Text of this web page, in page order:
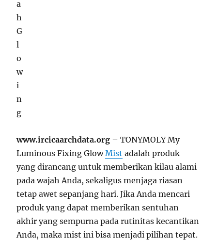
www.ircicaarchdata.org – TONYMOLY My
Luminous Fixing GlowMist adalah produk
yang dirancang untuk memberikan kilau alami
pada wajah Anda, sekaligus menjaga riasan
tetap awet sepanjang hari. Jika Anda mencari
produk yang dapat memberikan sentuhan
akhir yang sempurna pada rutinitas kecantikan
Anda, maka mist ini bisa menjadi pilihan tepat.